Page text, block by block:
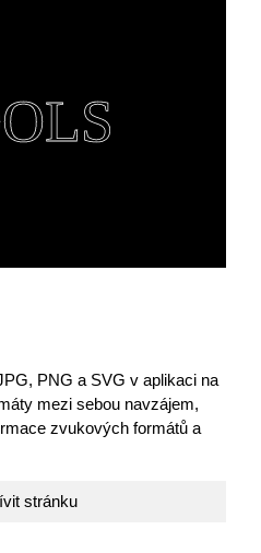
PNG a SVG v aplikaci na
mezi sebou navzájem,
zvukových formátů a
stránku